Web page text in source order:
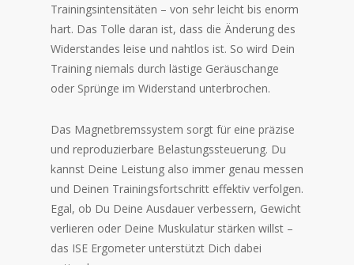
Trainingsintensitäten – von sehr leicht bis enorm
hart. Das Tolle daran ist, dass die Änderung des
Widerstandes leise und nahtlos ist. So wird Dein
Training niemals durch lästige Geräuschange
oder Sprünge im Widerstand unterbrochen.
Das Magnetbremssystem sorgt für eine präzise
und reproduzierbare Belastungssteuerung. Du
kannst Deine Leistung also immer genau messen
und Deinen Trainingsfortschritt effektiv verfolgen.
Egal, ob Du Deine Ausdauer verbessern, Gewicht
verlieren oder Deine Muskulatur stärken willst –
das ISE Ergometer unterstützt Dich dabei